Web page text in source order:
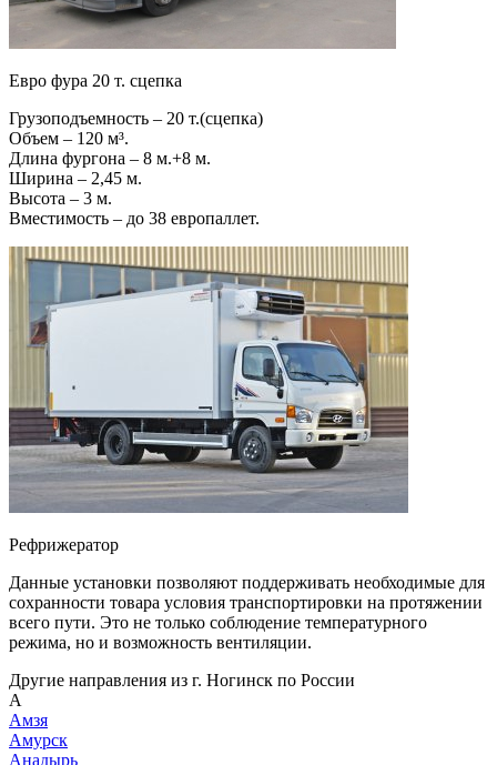
Евро фура 20 т. сцепка
Грузоподъемность – 20 т.(сцепка)
Объем – 120 м³.
Длина фургона – 8 м.+8 м.
Ширина – 2,45 м.
Высота – 3 м.
Вместимость – до 38 европаллет.
Рефрижератор
Данные установки позволяют поддерживать необходимые для
сохранности товара условия транспортировки на протяжении
всего пути. Это не только соблюдение температурного
режима, но и возможность вентиляции.
Другие направления из г. Ногинск по России
А
Амзя
Амурск
Анадырь